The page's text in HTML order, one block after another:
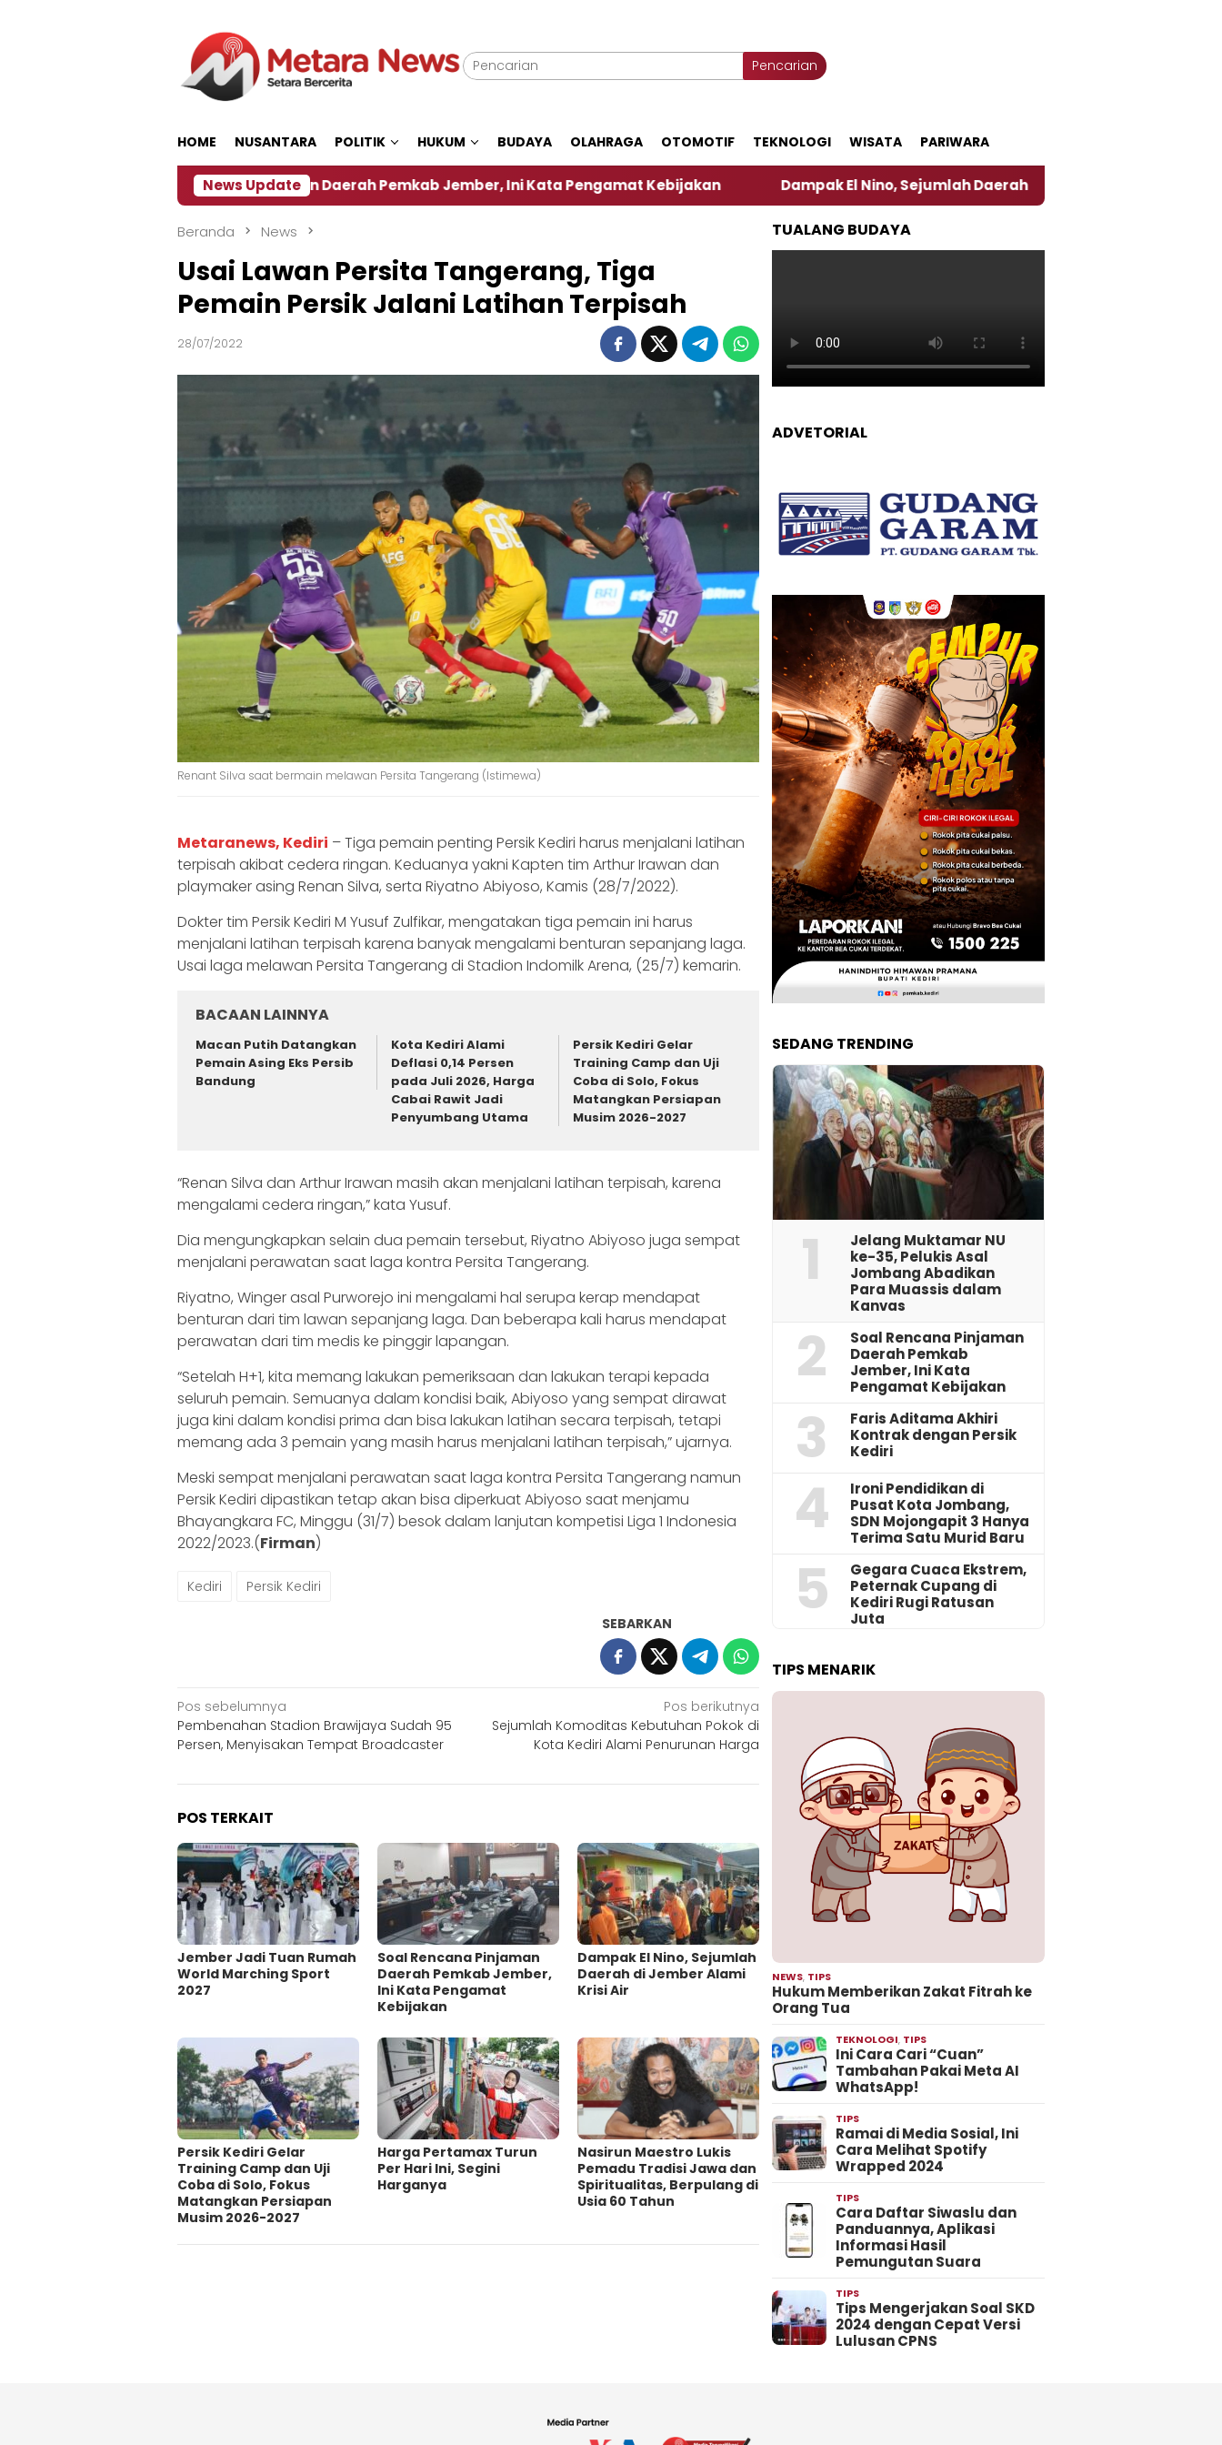
Pencarian
HOME NUSANTARA POLITIK HUKUM BUDAYA OLAHRAGA OTOMOTIF TEKNOLOGI WISATA PARIWARA
News Update
‎Soal Rencana Pinjaman Daerah Pemkab Jember, Ini Kata Pengamat Kebijakan ‎ Dampak El Nino, Sejumlah Daerah di Jember Alami Krisi Air
Beranda News
Usai Lawan Persita Tangerang, Tiga
Pemain Persik Jalani Latihan Terpisah
28/07/2022
Renant Silva saat bermain melawan Persita Tangerang (Istimewa)
Metaranews, Kediri – Tiga pemain penting Persik Kediri harus menjalani latihan
terpisah akibat cedera ringan. Keduanya yakni Kapten tim Arthur Irawan dan
playmaker asing Renan Silva, serta Riyatno Abiyoso, Kamis (28/7/2022).
Dokter tim Persik Kediri M Yusuf Zulfikar, mengatakan tiga pemain ini harus
menjalani latihan terpisah karena banyak mengalami benturan sepanjang laga.
Usai laga melawan Persita Tangerang di Stadion Indomilk Arena, (25/7) kemarin.
BACAAN LAINNYA
Macan Putih Datangkan
Pemain Asing Eks Persib
Bandung
Kota Kediri Alami
Deflasi 0,14 Persen
pada Juli 2026, Harga
Cabai Rawit Jadi
Penyumbang Utama
Persik Kediri Gelar
Training Camp dan Uji
Coba di Solo, Fokus
Matangkan Persiapan
Musim 2026-2027
“Renan Silva dan Arthur Irawan masih akan menjalani latihan terpisah, karena
mengalami cedera ringan,” kata Yusuf.
Dia mengungkapkan selain dua pemain tersebut, Riyatno Abiyoso juga sempat
menjalani perawatan saat laga kontra Persita Tangerang.
Riyatno, Winger asal Purworejo ini mengalami hal serupa kerap mendapat
benturan dari tim lawan sepanjang laga. Dan beberapa kali harus mendapat
perawatan dari tim medis ke pinggir lapangan.
“Setelah H+1, kita memang lakukan pemeriksaan dan lakukan terapi kepada
seluruh pemain. Semuanya dalam kondisi baik, Abiyoso yang sempat dirawat
juga kini dalam kondisi prima dan bisa lakukan latihan secara terpisah, tetapi
memang ada 3 pemain yang masih harus menjalani latihan terpisah,” ujarnya.
Meski sempat menjalani perawatan saat laga kontra Persita Tangerang namun
Persik Kediri dipastikan tetap akan bisa diperkuat Abiyoso saat menjamu
Bhayangkara FC, Minggu (31/7) besok dalam lanjutan kompetisi Liga 1 Indonesia
2022/2023.(Firman)
Kediri Persik Kediri
SEBARKAN
Navigasi
pos
Pos sebelumnya
Pembenahan Stadion Brawijaya Sudah 95
Persen, Menyisakan Tempat Broadcaster
Pos berikutnya
Sejumlah Komoditas Kebutuhan Pokok di
Kota Kediri Alami Penurunan Harga
POS TERKAIT
Jember Jadi Tuan Rumah
World Marching Sport
2027
‎Soal Rencana Pinjaman
Daerah Pemkab Jember,
Ini Kata Pengamat
Kebijakan ‎
Dampak El Nino, Sejumlah
Daerah di Jember Alami
Krisi Air
Persik Kediri Gelar
Training Camp dan Uji
Coba di Solo, Fokus
Matangkan Persiapan
Musim 2026-2027
Harga Pertamax Turun
Per Hari Ini, Segini
Harganya
‎Nasirun Maestro Lukis
Pemadu Tradisi Jawa dan
Spiritualitas, Berpulang di
Usia 60 Tahun
TUALANG BUDAYA
ADVETORIAL
SEDANG TRENDING
1
Jelang Muktamar NU
ke-35, Pelukis Asal
Jombang Abadikan
Para Muassis dalam
Kanvas
2
‎Soal Rencana Pinjaman
Daerah Pemkab
Jember, Ini Kata
Pengamat Kebijakan ‎
3
Faris Aditama Akhiri
Kontrak dengan Persik
Kediri
4
Ironi Pendidikan di
Pusat Kota Jombang,
SDN Mojongapit 3 Hanya
Terima Satu Murid Baru
5
‎Gegara Cuaca Ekstrem,
Peternak Cupang di
Kediri Rugi Ratusan
Juta
TIPS MENARIK
NEWS, TIPS
Hukum Memberikan Zakat Fitrah ke
Orang Tua
TEKNOLOGI, TIPS
Ini Cara Cari “Cuan”
Tambahan Pakai Meta AI
WhatsApp!
TIPS
Ramai di Media Sosial, Ini
Cara Melihat Spotify
Wrapped 2024
TIPS
Cara Daftar Siwaslu dan
Panduannya, Aplikasi
Informasi Hasil
Pemungutan Suara
TIPS
Tips Mengerjakan Soal SKD
2024 dengan Cepat Versi
Lulusan CPNS